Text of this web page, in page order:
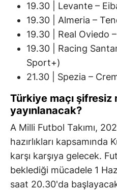
19.30 | Levante –
19.30 | Almeria –
19.30 | Real Oviedo
19.30 | Racing
Sport+)
21.30 | Spezia –
Türkiye maçı şifresiz
yayınlanacak?
A Milli Futbol Takımı,
hazırlıkları
karşı karşıya gelecek.
beklediği mücadele 1
saat 20.30'da